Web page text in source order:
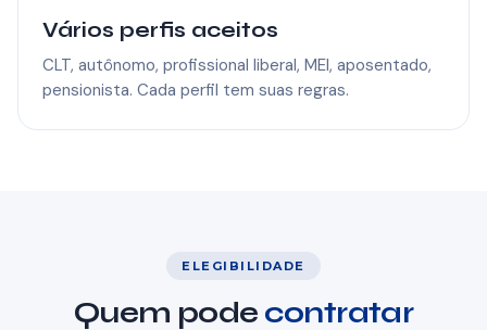
Vários perfis aceitos
CLT, autônomo, profissional liberal, MEI, aposentado,
pensionista. Cada perfil tem suas regras.
ELEGIBILIDADE
Quem pode contratar